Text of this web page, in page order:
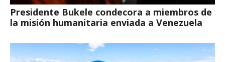
Presidente Bukele condecora a miembros de
la misión humanitaria enviada a Venezuela